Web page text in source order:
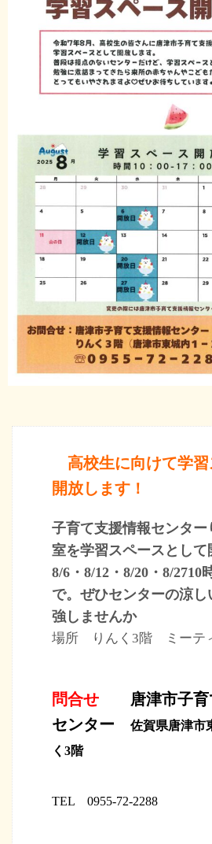
高校生に向けて学習
開放します ！
子育て支援情報センター
室を学習スペースとして
8/6・8/12・8/20・8/2710
で。ぜひセンターの涼
強しませんか
場所 りんく3階 ミーテ
問合せ
唐津市子
センター
佐賀県唐津
く3階
TEL 0955-72-2288